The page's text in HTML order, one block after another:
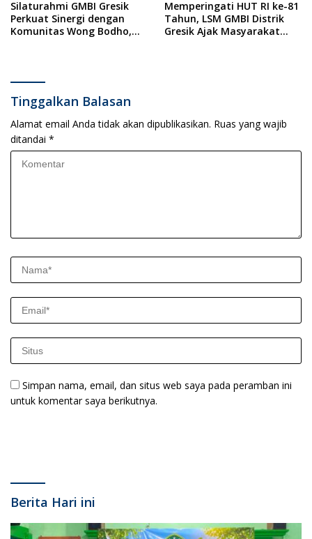
Silaturahmi GMBI Gresik
Perkuat Sinergi dengan
Komunitas Wong Bodho,
Massal dan Santunan Anak
Yatim
Memperingati HUT RI ke-81
Tahun, LSM GMBI Distrik
Gresik Ajak Masyarakat
Tinggalkan Balasan
Alamat email Anda tidak akan dipublikasikan. Ruas yang wajib
ditandai *
Simpan nama, email, dan situs web saya pada peramban ini
untuk komentar saya berikutnya.
Berita Hari ini